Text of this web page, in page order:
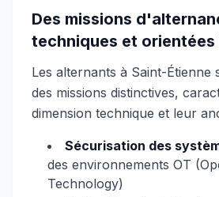
Des missions
techniques et
Les alternants à Saint-Étienne
des missions distinctives,
dimension technique et leur
Sécurisation des
des environnements OT
Technology)